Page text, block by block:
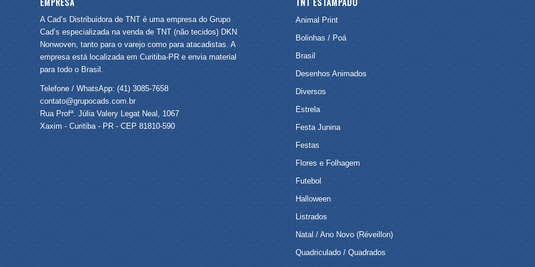
A Cad’s Distribuidora de TNT é uma empresa do Grupo
Cad’s especializada na venda de TNT (não tecidos) DKN
Nonwoven, tanto para o varejo como para atacadistas. A
empresa está localizada em Curitiba-PR e envia material
para todo o Brasil.
Telefone / WhatsApp: (41) 3085-7658
contato@grupocads.com.br
Rua Profª. Júlia Valery Legat Neal, 1067
Xaxim - Curitiba - PR - CEP 81810-590
Animal Print
Bolinhas / Poá
Brasil
Desenhos Animados
Diversos
Estrela
Festa Junina
Festas
Flores e Folhagem
Futebol
Halloween
Listrados
Natal / Ano Novo (Réveillon)
Quadriculado / Quadrados